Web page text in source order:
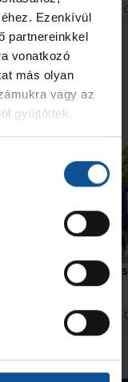
Ezenkívül
partnereinkkel
vonatkozó
más olyan
vagy az
gyűjtöttek.
Family 2026. aug.
2026. aug.
#kékek Tour 1.
Hódmezővásárhely